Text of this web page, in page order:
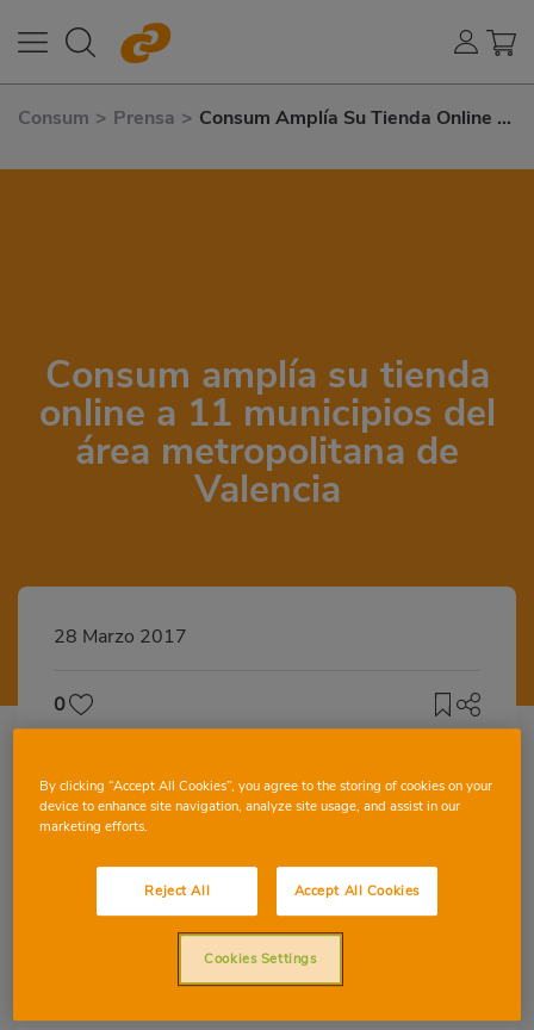
Consum > Prensa > Consum Amplía Su Tienda Online A
Metropolitana de Valencia
Consum amplía su tienda
online a 11 municipios del
área metropolitana de
Valencia
28 Marzo 2017
0
La tienda online ofrece cerca de 9.000
productos entre los que se encuentran
alimentos frescos al corte y en bandeja,
con la misma calidad y frescura de
siempre, así como una gran variedad de
By clicking “Accept All Cookies”, you agree to the storing of cookies on your
device to enhance site navigation, analyze site usage, and assist in our
marketing efforts.
Reject All Accept All Cookies
Cookies Settings